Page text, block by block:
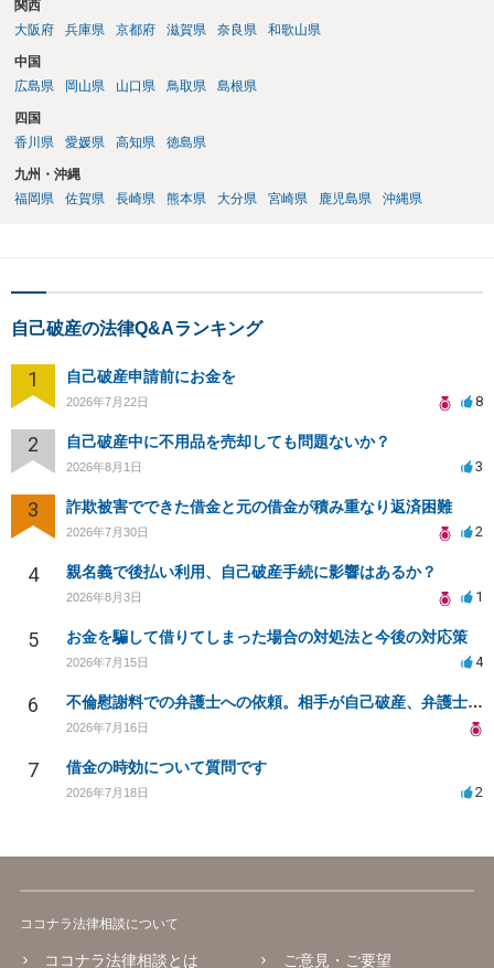
関西
大阪府
兵庫県 京都府 滋賀県 奈良県 和歌山県
中国
広島県
岡山県 山口県 鳥取県 島根県
四国
香川県
愛媛県 高知県 徳島県
九州・沖縄
福岡県
佐賀県 長崎県 熊本県 大分県 宮崎県 鹿児島県 沖縄県
自己破産の法律Q&Aランキング
1 自己破産申請前にお金を
2026年7月22日 8
2 自己破産中に不用品を売却しても問題ないか？
2026年8月1日 3
3 詐欺被害でできた借金と元の借金が積み重なり返済困難
2026年7月30日 2
4 親名義で後払い利用、自己破産手続に影響はあるか？
2026年8月3日 1
5 お金を騙して借りてしまった場合の対処法と今後の対応策
2026年7月15日 4
6 不倫慰謝料での弁護士への依頼。相手が自己破産、弁護士との契約範囲は？
2026年7月16日
7 借金の時効について質問です
2026年7月18日 2
ココナラ法律相談について
ココナラ法律相談とは ご意見・ご要望